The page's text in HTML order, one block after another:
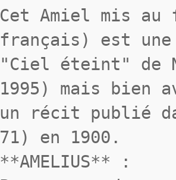
Cet Amiel mis au
français) est une
"Ciel éteint" de
1995) mais bien
un récit publié
71) en 1900.
**AMELIUS** :